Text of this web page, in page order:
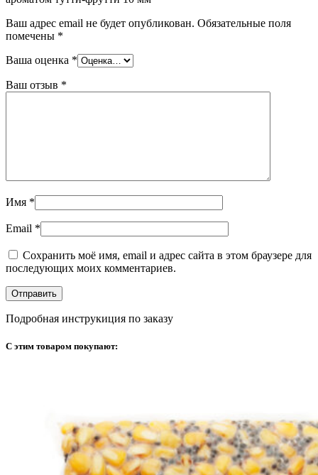
Ваш адрес email не будет опубликован. Обязательные поля
помечены *
Ваша оценка *
Ваш отзыв *
Имя *
Email *
Сохранить моё имя, email и адрес сайта в этом браузере для
последующих моих комментариев.
Подробная инструкиция по заказу
С этим товаром покупают: